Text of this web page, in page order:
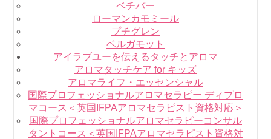
ベチバー
ローマンカモミール
プチグレン
ベルガモット
アイラブユーを伝えるタッチとアロマ
アロマタッチケア for キッズ
アロマライフ・エッセンシャル
国際プロフェッショナルアロマセラピー ディプロ
マコース＜英国IFPAアロマセラピスト資格対応＞
国際プロフェッショナルアロマセラピーコンサル
タントコース＜英国IFPAアロマセラピスト資格対